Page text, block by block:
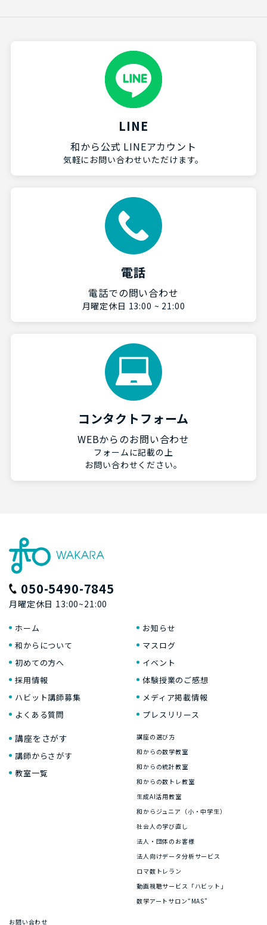
LINE
和から公式 LINEアカウント
気軽にお問い合わせいただけます。
電話
電話での問い合わせ
月曜定休日 13:00 ~ 21:00
コンタクトフォーム
WEBからのお問い合わせ
フォームに記載の上
お問い合わせください。
050-5490-7845
月曜定休日 13:00~21:00
ホーム
和からについて
初めての方へ
採用情報
ハビット講師募集
よくある質問
お知らせ
マスログ
イベント
体験授業のご感想
メディア掲載情報
プレスリリース
講座をさがす
講師からさがす
教室一覧
講座の選び方
和からの数学教室
和からの統計教室
和からの数トレ教室
生成AI活用教室
和からジュニア（小・中学生）
社会人の学び直し
法人・団体のお客様
法人向けデータ分析サービス
ロマ数トレラン
動画視聴サービス「ハビット」
数学アートサロン“MAS”
お問い合わせ